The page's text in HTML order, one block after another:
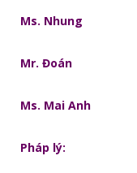
Ms. Nhung
Mr. Đoán
Ms. Mai Anh
Pháp lý: